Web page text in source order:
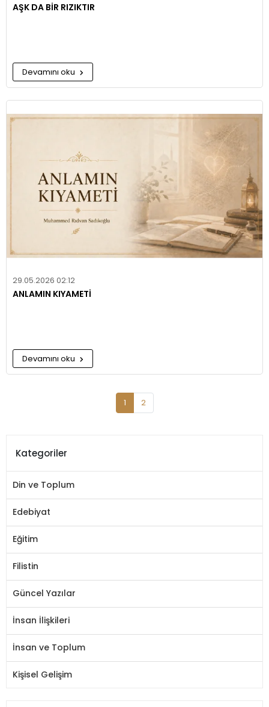
AŞK DA BİR RIZIKTIR
Devamını oku
29.05.2026 02:12
ANLAMIN KIYAMETİ
Devamını oku
1 2
Kategoriler
Din ve Toplum
Edebiyat
Eğitim
Filistin
Güncel Yazılar
İnsan İlişkileri
İnsan ve Toplum
Kişisel Gelişim